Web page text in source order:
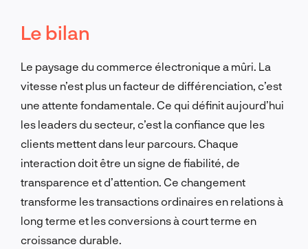
Le bilan
Le paysage du commerce électronique a mûri. La
vitesse n’est plus un facteur de différenciation, c’est
une attente fondamentale. Ce qui définit aujourd’hui
les leaders du secteur, c’est la confiance que les
clients mettent dans leur parcours. Chaque
interaction doit être un signe de fiabilité, de
transparence et d’attention. Ce changement
transforme les transactions ordinaires en relations à
long terme et les conversions à court terme en
croissance durable.